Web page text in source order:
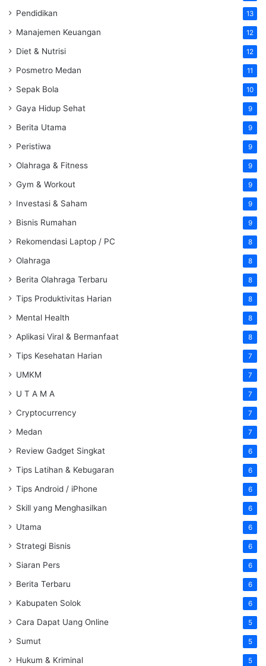
Pendidikan 13
Manajemen Keuangan 12
Diet & Nutrisi 12
Posmetro Medan 11
Sepak Bola 10
Gaya Hidup Sehat 9
Berita Utama 9
Peristiwa 9
Olahraga & Fitness 9
Gym & Workout 9
Investasi & Saham 9
Bisnis Rumahan 9
Rekomendasi Laptop / PC 8
Olahraga 8
Berita Olahraga Terbaru 8
Tips Produktivitas Harian 8
Mental Health 8
Aplikasi Viral & Bermanfaat 8
Tips Kesehatan Harian 7
UMKM 7
U T A M A 7
Cryptocurrency 7
Medan 7
Review Gadget Singkat 6
Tips Latihan & Kebugaran 6
Tips Android / iPhone 6
Skill yang Menghasilkan 6
Utama 6
Strategi Bisnis 6
Siaran Pers 6
Berita Terbaru 6
Kabupaten Solok 6
Cara Dapat Uang Online 5
Sumut 5
Hukum & Kriminal 5